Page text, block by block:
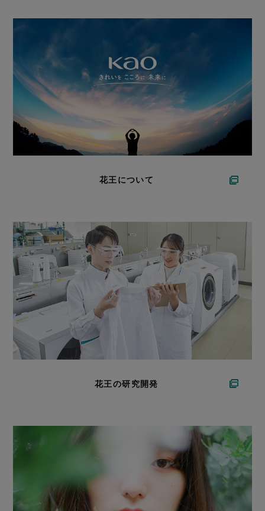
花王について
花王の研究開発